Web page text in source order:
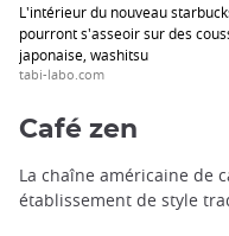
L'intérieur du nouveau
pourront s'asseoir sur des
japonaise, washitsu
tabi-labo.com
Café zen
La chaîne américaine de
établissement de style